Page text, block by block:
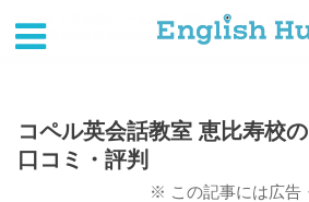
英会話スクール一覧 東京都
渋谷区
コペル英会話教室 恵比寿校のスクール情報・口コミ・評判
コペル英会話教室 恵比寿校
口コミ・評判
※ この記事には広告